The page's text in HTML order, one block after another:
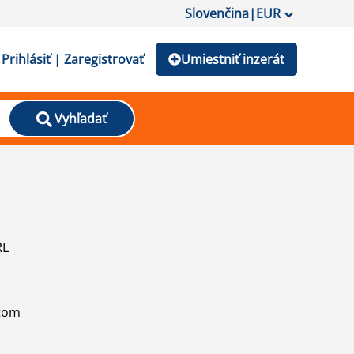
Slovenčina|EUR
Prihlásiť | Zaregistrovať Umiestniť inzerát
Vyhľadať